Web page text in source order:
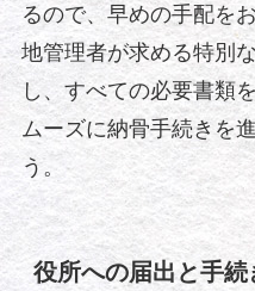
るので、早めの手配を
地管理者が求める特別
し、すべての必要書類
ムーズに納骨手続きを
う。
役所への届出と手続